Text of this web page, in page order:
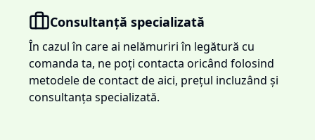
Consultanță specializată
În cazul în care ai nelămuriri în legătură cu
comanda ta, ne poți contacta oricând folosind
metodele de contact de aici, prețul incluzând și
consultanța specializată.